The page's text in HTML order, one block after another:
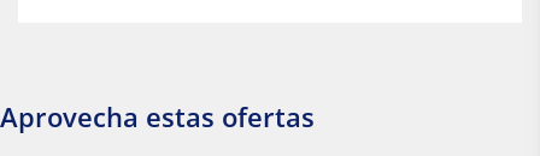
Aprovecha estas ofertas